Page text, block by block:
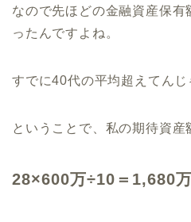
なので先ほどの金融資産保
ったんですよね。
すでに40代の平均超えてんじ
ということで、私の期待資産
28×600万÷10＝1,680万